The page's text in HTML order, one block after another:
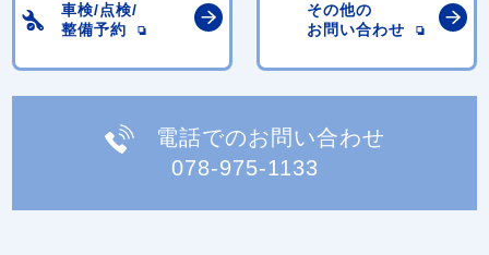
車検/点検/
整備予約
その他の
お問い合わせ
電話でのお問い合わせ
078-975-1133